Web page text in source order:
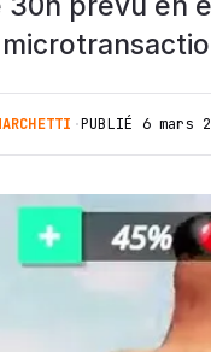
·PUBLIÉ 6 mars